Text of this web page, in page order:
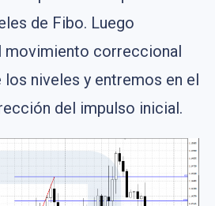
de Fibo. Luego
movimiento correccional
los niveles y entremos en el
del impulso inicial.